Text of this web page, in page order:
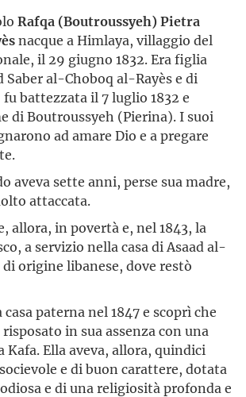
Rafqa (Boutroussyeh) Pietra
nacque a Himlaya, villaggio del
il 29 giugno 1832. Era figlia
Saber al-Choboq al-Rayès e di
fu battezzata il 7 luglio 1832 e
di Boutroussyeh (Pierina). I suoi
ad amare Dio e a pregare
aveva sette anni, perse sua madre,
attaccata.
allora, in povertà e, nel 1843, la
a servizio nella casa di Asaad al-
di origine libanese, dove restò
paterna nel 1847 e scoprì che
in sua assenza con una
Kafa. Ella aveva, allora, quindici
e di buon carattere, dotata
e di una religiosità profonda e